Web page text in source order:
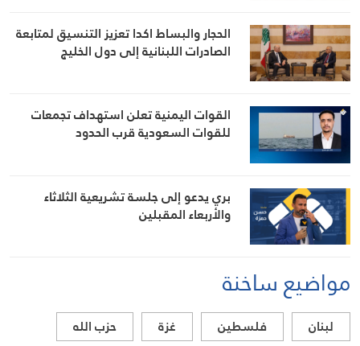
الحجار والبساط اكدا تعزيز التنسيق لمتابعة
الصادرات اللبنانية إلى دول الخليج
القوات اليمنية تعلن استهداف تجمعات
للقوات السعودية قرب الحدود
بري يدعو إلى جلسة تشريعية الثلاثاء
والأربعاء المقبلين
مواضيع ساخنة
لبنان فلسطين غزة
حزب الله